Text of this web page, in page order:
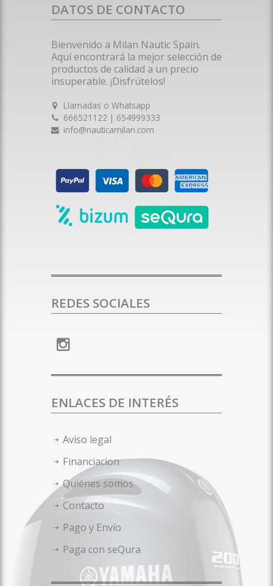
DATOS DE CONTACTO
Bienvenido a Milan Nautic Spain.
Aquí encontrará la mejor selección de
productos de calidad a un precio
insuperable. ¡Disfrútelos!
Llamadas o Whatsapp
666521122 | 654999333
info@nauticamilan.com
REDES SOCIALES
ENLACES DE INTERÉS
Aviso legal
Financiacion
Quiénes somos
Contacto
Pago y Envío
Paga con seQura